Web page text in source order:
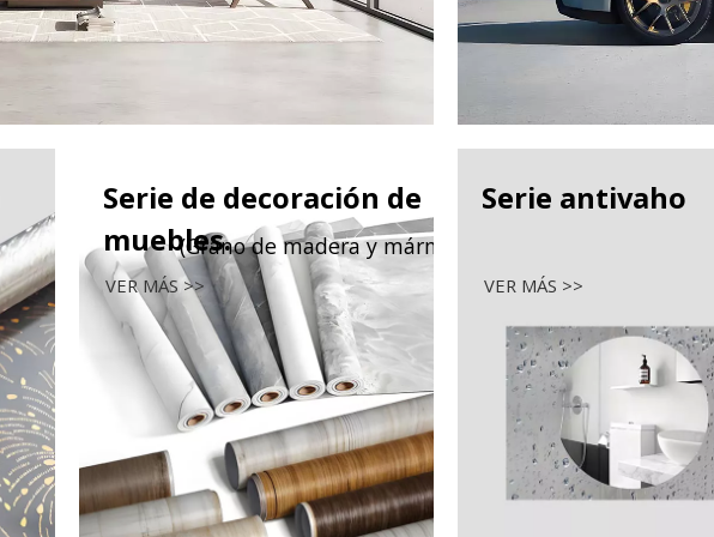
Serie de decoración de
muebles.
VER MÁS >>
(Grano de madera y mármol)
Serie antivaho
VER MÁS >>